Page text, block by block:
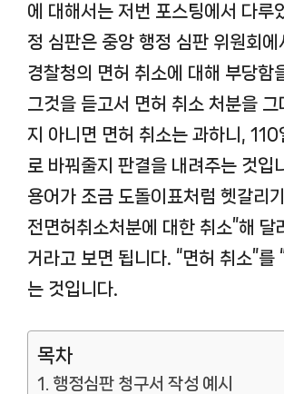
에 대해서는 저번 포스팅에서 다루
정 심판은 중앙 행정 심판 위원회에
경찰청의 면허 취소에 대해 부당함
그것을 듣고서 면허 취소 처분을
지 아니면 면허 취소는 과하니, 110
로 바꿔줄지 판결을 내려주는 것입
용어가 조금 도돌이표처럼 헷갈리
전면허취소처분에 대한 취소”해 달
거라고 보면 됩니다. “면허 취소”를
는 것입니다.
목차
행정심판 청구서 작성 예시